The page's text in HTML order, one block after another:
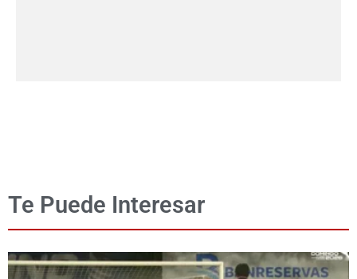
Te Puede Interesar